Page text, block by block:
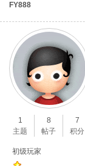
FY888
1
主题
8
帖子
7
积分
初级玩家